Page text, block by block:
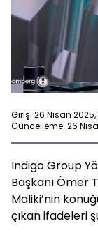
Giriş: 26 Nisan
Güncelleme: 26
Indigo Group
Başkanı Ömer
Maliki’nin
çıkan ifadeleri